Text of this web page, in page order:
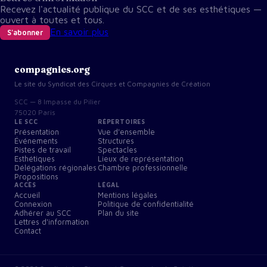
Recevez l'actualité publique du SCC et de ses esthétiques —
ouvert à toutes et tous.
S'abonner En savoir plus
compagnies.org
Le site du Syndicat des Cirques et Compagnies de Création
SCC — 8 Impasse du Pilier
75020 Paris
LE SCC
Présentation
Événements
Pistes de travail
Esthétiques
Délégations régionales
Propositions
RÉPERTOIRES
Vue d'ensemble
Structures
Spectacles
Lieux de représentation
Chambre professionnelle
ACCÈS
Accueil
Connexion
Adhérer au SCC
Lettres d'information
Contact
LÉGAL
Mentions légales
Politique de confidentialité
Plan du site